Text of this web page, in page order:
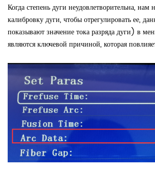
Когда степень дуги неудовлетворительна,
калибровку дуги, чтобы отрегулировать ее,
показывают значение тока разряда дуги) в
являются ключевой причиной, которая